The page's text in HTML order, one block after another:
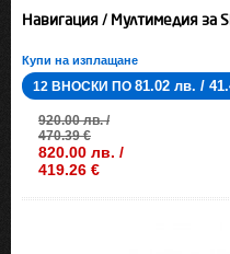
Навигация / Мултимедия за
Купи на изплащане
12 ВНОСКИ ПО 81.02 лв. /
920.00 лв. /
470.39 €
820.00 лв. /
419.26 €